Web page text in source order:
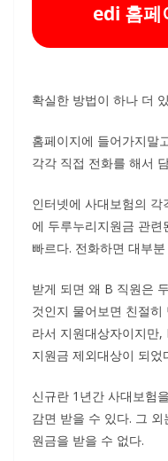
edi 홈페
확실한 방법이 하나 더
홈페이지에 들어가지말
각각 직접 전화를 해서
인터넷에 사대보험의
에 두루누리지원금 관
빠르다. 전화하면 대부
받게 되면 왜 B 직원은
것인지 물어보면 친절
라서 지원대상자이지만
지원금 제외대상이 되었
신규란 1년간 사대보험
감면 받을 수 있다. 그
원금을 받을 수 없다.